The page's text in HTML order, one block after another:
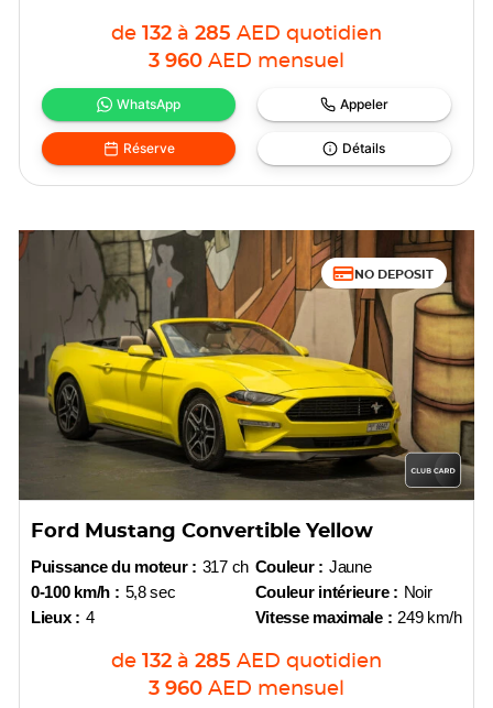
de 132 à 285 AED quotidien
3 960 AED mensuel
WhatsApp Appeler
Réserve Détails
NO DEPOSIT
Ford Mustang Convertible Yellow
Puissance du moteur : 317 ch
0-100 km/h : 5,8 sec
Lieux : 4
Couleur : Jaune
Couleur intérieure : Noir
Vitesse maximale : 249 km/h
de 132 à 285 AED quotidien
3 960 AED mensuel